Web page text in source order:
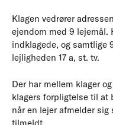
Klagen vedrører
ejendom med 9 lejemål.
indklagede, og samtlige
lejligheden 17 a, st. tv.
Der har mellem klager
klagers forpligtelse til at
når en lejer afmelder
tilmeldt.